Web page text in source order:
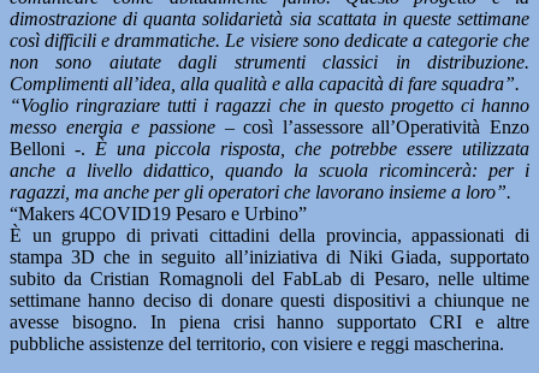
dimostrazione di quanta solidarietà sia scattata in queste settimane
così difficili e drammatiche. Le visiere sono dedicate a categorie che
non sono aiutate dagli strumenti classici in distribuzione.
Complimenti all’idea, alla qualità e alla capacità di fare squadra”.
“Voglio ringraziare tutti i ragazzi che in questo progetto ci hanno
messo energia e passione –così l’assessore all’Operatività Enzo
Belloni -. È una piccola risposta, che potrebbe essere utilizzata
anche a livello didattico, quando la scuola ricomincerà: per i
ragazzi, ma anche per gli operatori che lavorano insieme a loro”.
“Makers 4COVID19 Pesaro e Urbino”
È un gruppo di privati cittadini della provincia, appassionati di
stampa 3D che in seguito all’iniziativa di Niki Giada, supportato
subito da Cristian Romagnoli del FabLab di Pesaro, nelle ultime
settimane hanno deciso di donare questi dispositivi a chiunque ne
avesse bisogno. In piena crisi hanno supportato CRI e altre
pubbliche assistenze del territorio, con visiere e reggi mascherina.